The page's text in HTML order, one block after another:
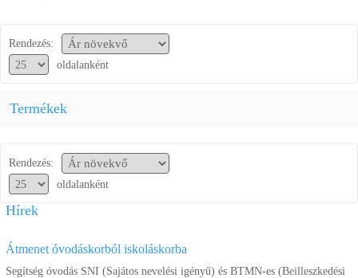
Rendezés:
oldalanként
Termékek
Rendezés:
oldalanként
Hírek
Átmenet óvodáskorból iskoláskorba
Segítség óvodás SNI (Sajátos nevelési igényű) és BTMN-es (Beilleszkedési